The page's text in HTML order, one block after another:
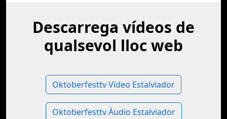
Descarrega vídeos de
qualsevol lloc web
Oktoberfesttv Vídeo Estalviador
Oktoberfesttv Àudio Estalviador